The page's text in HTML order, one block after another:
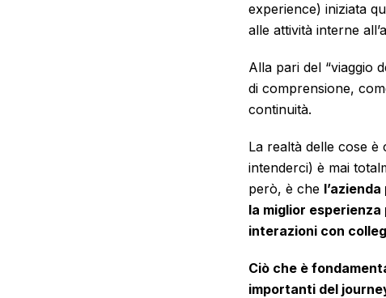
experience) iniziata
alle attività interne
Alla pari del “viaggio
di comprensione,
continuità.
La realtà delle cose
intenderci) è mai
però, è che
la miglior
interazioni con
Ciò che è
importanti del